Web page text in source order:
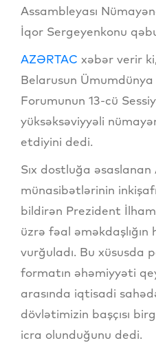
Assambleyası
İqor Sergeyenkonu
AZƏRTAC xəbər verir
Belarusun
Forumunun 13-cü
yüksəksəviyyəli
etdiyini dedi.
Sıx dostluğa
münasibətlərinin
bildirən Prezident
üzrə fəal
vurğuladı. Bu xüsusda
formatın əhəmiyyəti
arasında iqtisadi
dövlətimizin başçısı
icra olunduğunu dedi.